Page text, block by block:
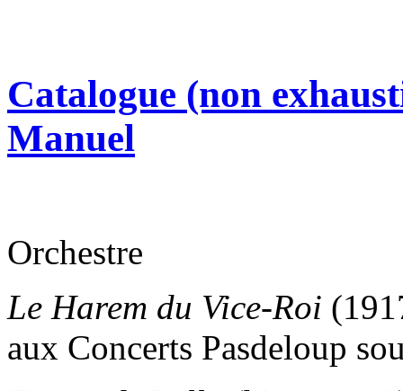
Catalogue (non
Manuel
Orchestre
Le Harem du Vice-Roi
aux Concerts Pasdeloup